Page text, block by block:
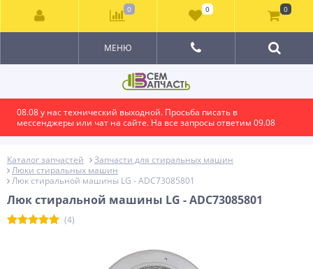
08.08 у нас технический выходной. Просьба писать в
мессенджеры или чат на сайте. На все запросы ответим 09.08
МЕНЮ
Каталог запчастей
Запчасти для стиральных машин
Люки стиральных машин
Люк стиральной машины LG - ADC73085801
Люк стиральной машины LG - ADC73085801
(4)
0 0 0